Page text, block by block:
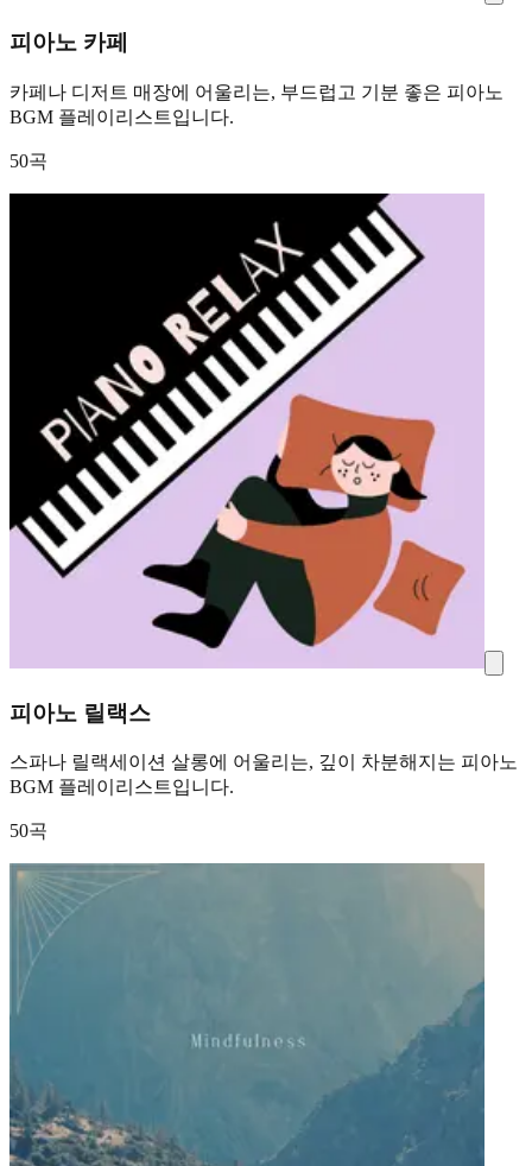
피아노 카페
카페나 디저트 매장에 어울리는, 부드럽고 기분 좋은 피아노
BGM 플레이리스트입니다.
50곡
피아노 릴랙스
스파나 릴랙세이션 살롱에 어울리는, 깊이 차분해지는 피아노
BGM 플레이리스트입니다.
50곡